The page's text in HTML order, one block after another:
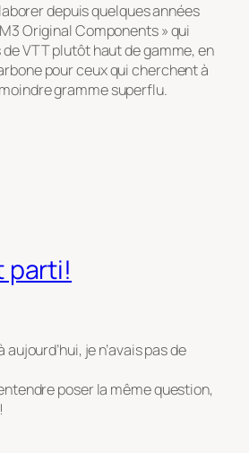
depuis quelques années
Original Components » qui
VTT plutôt haut de gamme, en
pour ceux qui cherchent à
gramme superflu.
parti!
aujourd’hui, je n’avais pas de
poser la même question,